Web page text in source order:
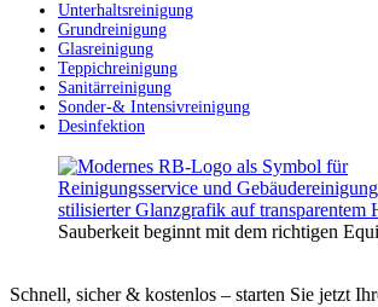
Unterhaltsreinigung
Grundreinigung
Glasreinigung
Teppichreinigung
Sanitärreinigung
Sonder-& Intensivreinigung
Desinfektion
Sauberkeit beginnt mit dem richtigen
Schnell, sicher & kostenlos – starten Sie jetzt